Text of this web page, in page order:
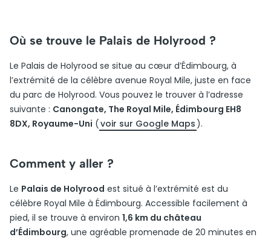
Où se trouve le Palais de Holyrood ?
Le Palais de Holyrood se situe au cœur d’Édimbourg, à
l’extrémité de la célèbre avenue Royal Mile, juste en face
du parc de Holyrood. Vous pouvez le trouver à l’adresse
suivante : Canongate, The Royal Mile, Édimbourg EH8
8DX, Royaume-Uni (voir sur Google Maps ).
Comment y aller ?
Le Palais de Holyrood est situé à l’extrémité est du
célèbre Royal Mile à Édimbourg. Accessible facilement à
pied, il se trouve à environ 1,6 km du château
d’Édimbourg, une agréable promenade de 20 minutes en